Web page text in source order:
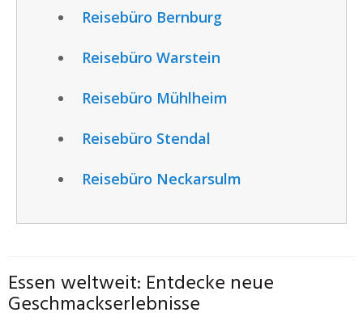
Reisebüro Bernburg
Reisebüro Warstein
Reisebüro Mühlheim
Reisebüro Stendal
Reisebüro Neckarsulm
Essen weltweit: Entdecke neue
Geschmackserlebnisse